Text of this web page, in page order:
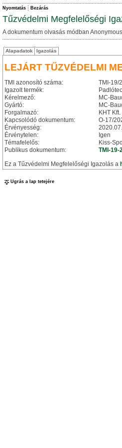
Nyomtatás Bezárás
Tűzvédelmi Megfelelőségi
A dokumentum olvasás módban
Alapadatok Igazolás
LEJÁRT TŰZVÉDELMI
TMI azonosító száma:
TMI-19/
Igazolt termék:
Kérelmező:
MC-
Gyártó:
MC-
Forgalmazó:
KHT Kft.
Kapcsolódó dokumentum:
O-17/
Érvényesség:
Érvénytelen:
Igen
Témafelelős:
Kiss-
Publikus dokumentum:
TMI-19-
Ez a Tűzvédelmi Megfelelőségi Igazolás a
Ugrás a lap tetejére